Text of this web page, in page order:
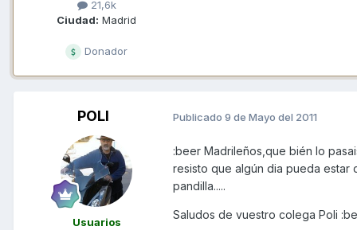
21,6k
Ciudad: Madrid
Donador
POLI
Usuarios
Publicado 9 de Mayo del 2011
:beer Madrileños,que bién lo
resisto que algún dia pueda estar
pandilla.....
Saludos de vuestro colega Poli